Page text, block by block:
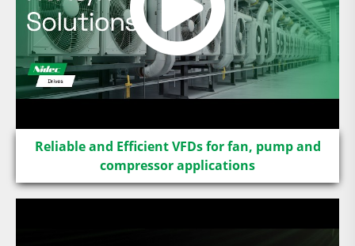
Reliable and Efficient VFDs for fan, pump and
compressor applications